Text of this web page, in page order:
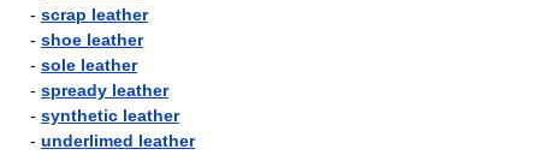
- scrap leather
- shoe leather
- sole leather
- spready leather
- synthetic leather
- underlimed leather